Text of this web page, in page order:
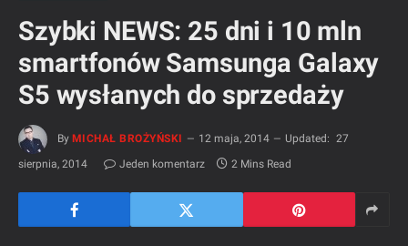
Szybki NEWS: 25 dni i 10 mln
smartfonów Samsunga Galaxy
S5 wysłanych do sprzedaży
By MICHAŁ BROŻYŃSKI 12 maja, 2014 Updated: 27
sierpnia, 2014
Jeden komentarz 2 Mins Read